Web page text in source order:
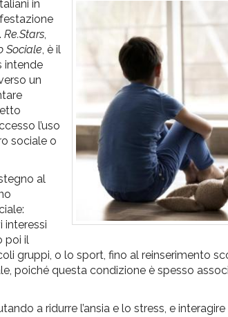
in
Re.Stars
Sociale , è il
intende
un
l’uso
sociale o
al
interessi
poi il
gruppi, o lo sport, fino al reinserimento
poiché questa condizione è spesso
a ridurre l’ansia e lo stress, e